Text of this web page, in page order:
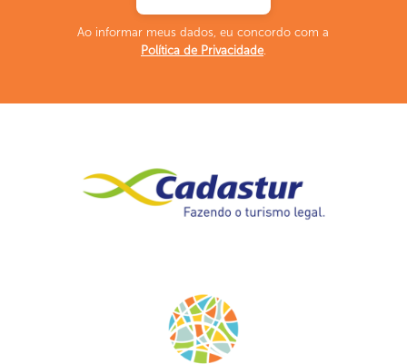
Ao informar meus dados, eu concordo com a
Política de Privacidade.